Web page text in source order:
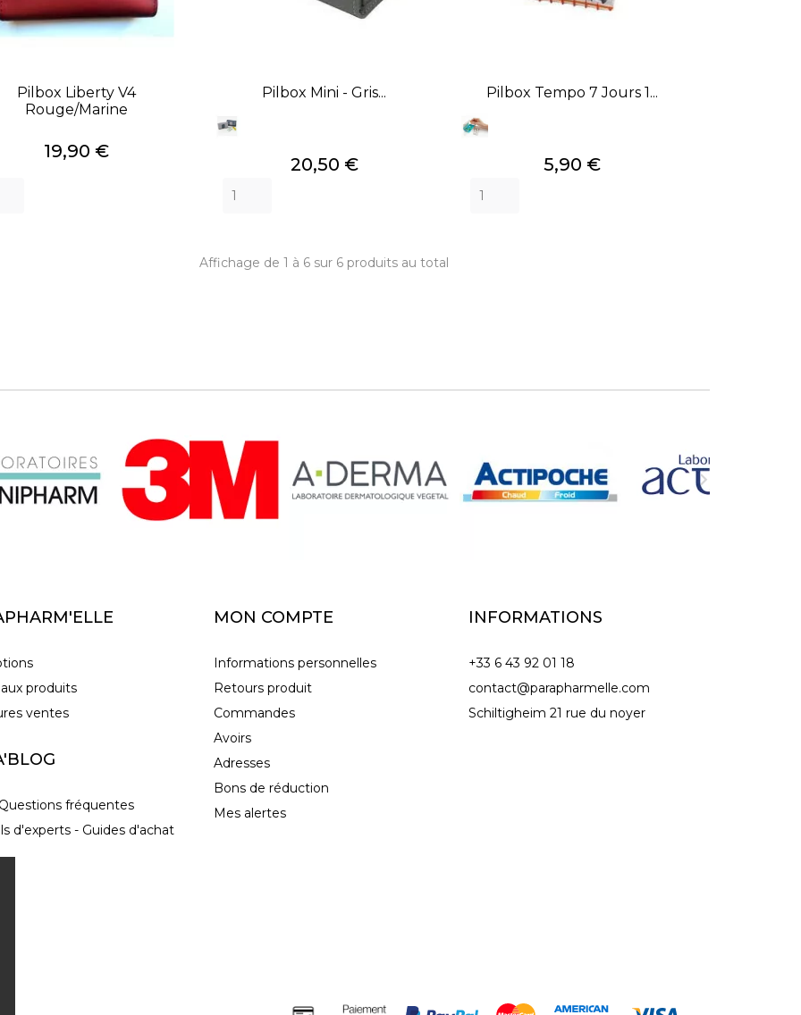
Pilbox Liberty V4
Rouge/marine
Prix
19,90 €
Pilbox Mini - Gris...
Prix
20,50 €
Pilbox Tempo 7 Jours 1...
Prix
5,90 €
Affichage de 1 à 6 sur 6 produits au total

produits
ventes
fréquentes
d'experts - Guides d'achat
MON COMPTE
Informations personnelles
Retours produit
Commandes
Avoirs
Adresses
Bons de réduction
Mes alertes
INFORMATIONS
+33 6 43 92 01 18
contact@parapharmelle.com
Schiltigheim 21 rue du noyer